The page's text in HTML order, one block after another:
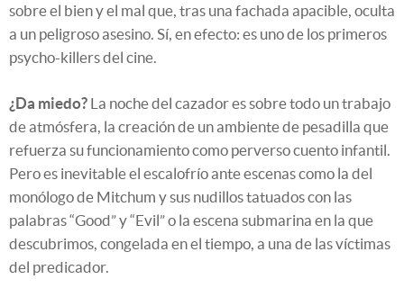
sobre el bien y el mal que, tras una fachada apacible, oculta
a un peligroso asesino. Sí, en efecto: es uno de los primeros
psycho-killers del cine.
¿Da miedo? La noche del cazador es sobre todo un trabajo
de atmósfera, la creación de un ambiente de pesadilla que
refuerza su funcionamiento como perverso cuento infantil.
Pero es inevitable el escalofrío ante escenas como la del
monólogo de Mitchum y sus nudillos tatuados con las
palabras “Good” y “Evil” o la escena submarina en la que
descubrimos, congelada en el tiempo, a una de las víctimas
del predicador.